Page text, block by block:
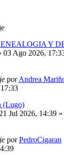
Y
03 Ago 2026,
porAndrea
(Lugo)
21 Jul 2026, 14:39 »
porPedroCigaran